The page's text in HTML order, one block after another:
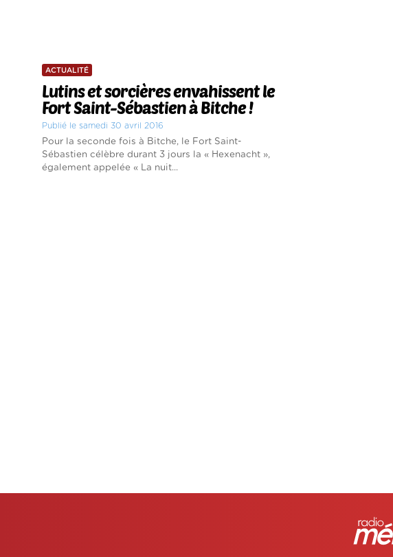
ACTUALITÉ
Lutins et sorcières envahissent le
Fort Saint-Sébastien à Bitche !
Publié le samedi 30 avril 2016
Pour la seconde fois à Bitche, le Fort Saint-
Sébastien célèbre durant 3 jours la « Hexenacht »,
également appelée « La nuit...